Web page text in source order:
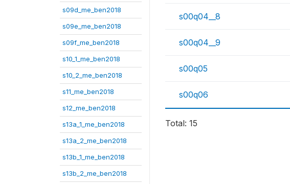
s09d_me_ben2018
s09e_me_ben2018
s09f_me_ben2018
s10_1_me_ben2018
s10_2_me_ben2018
s11_me_ben2018
s12_me_ben2018
s13a_1_me_ben2018
s13a_2_me_ben2018
s13b_1_me_ben2018
s13b_2_me_ben2018
s00q04__8
s00q04__9
s00q05
s00q06
Total: 15